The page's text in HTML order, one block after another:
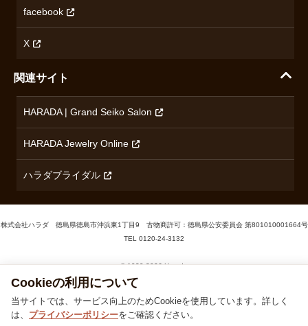
ロンジン
チューダー
ブランド一覧を見る
無断転載・商用利用について
コンテンツ制作ポリシーおよび生成AIの利用指針
facebook
X
関連サイト
HARADA | Grand Seiko Salon
HARADA Jewelry Online
ハラダブライダル
株式会社ハラダ 徳島県徳島市沖浜東1丁目9 古物商許可：徳島県公安委員会 第801010001664号
TEL 0120-24-3132
© 1929‐2026 Harada
当サイトでは、サービス向上のためCookieを使用しています。詳しく
は、プライバシーポリシー をご確認ください。
同意する